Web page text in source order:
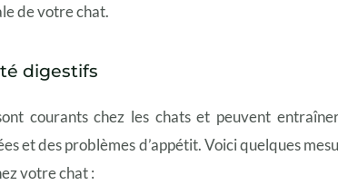
de votre chat.
digestifs
courants chez les chats et peuvent
et des problèmes d’appétit. Voici quelques
votre chat :